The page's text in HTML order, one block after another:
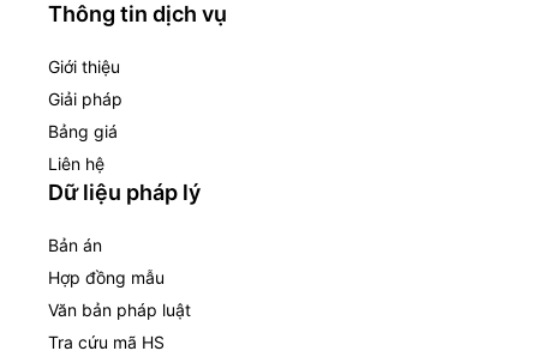
Thông tin dịch vụ
Giới thiệu
Giải pháp
Bảng giá
Liên hệ
Dữ liệu pháp lý
Bản án
Hợp đồng mẫu
Văn bản pháp luật
Tra cứu mã HS